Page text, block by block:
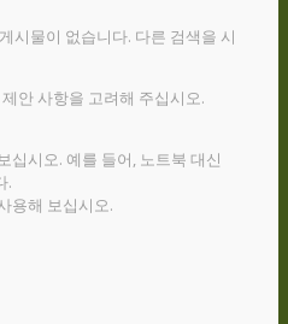
시물이 없습니다. 다른 검색을 시
안 사항을 고려해 주십시오.
십시오. 예를 들어, 노트북 대신
.
용해 보십시오.